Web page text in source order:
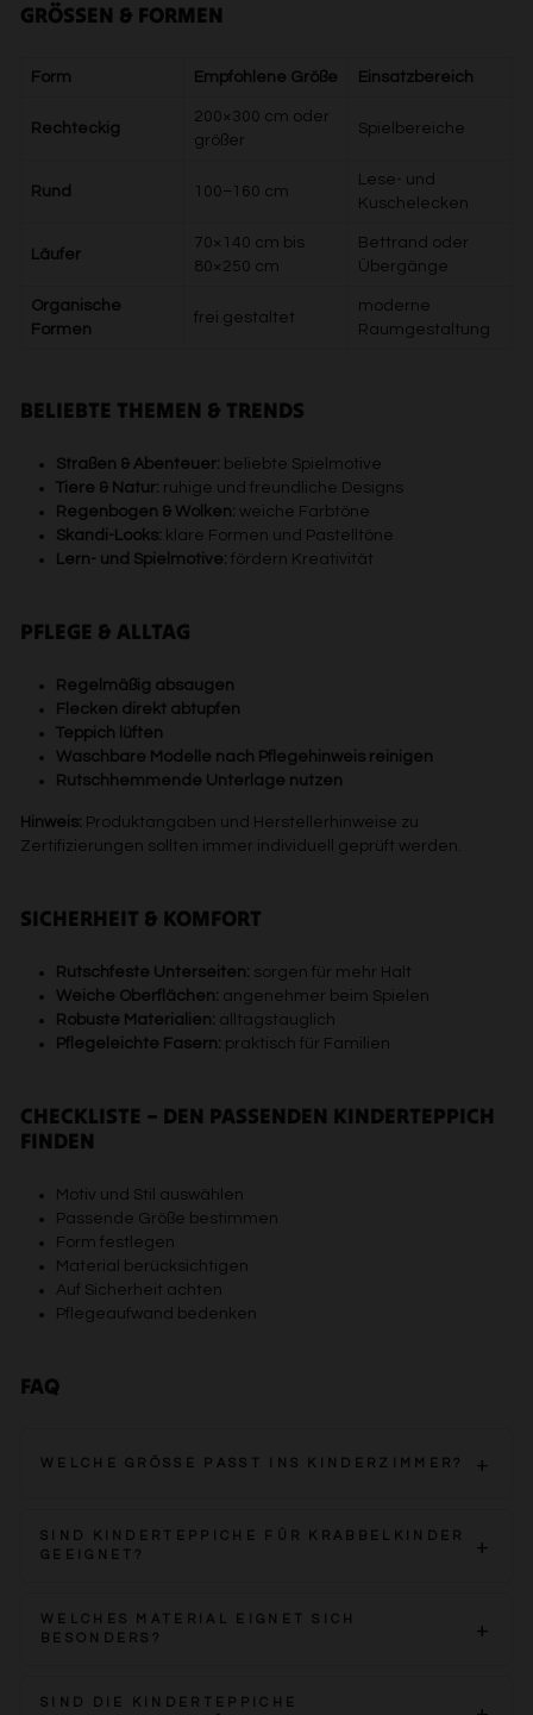
GRÖSSEN & FORMEN
Form Empfohlene Größe Einsatzbereich
Rechteckig
200×300 cm oder
größer
Spielbereiche
Rund 100–160 cm
Lese- und
Kuschelecken
Läufer
70×140 cm bis
80×250 cm
Bettrand oder
Übergänge
Organische
Formen
frei gestaltet
moderne
Raumgestaltung
BELIEBTE THEMEN & TRENDS
Straßen & Abenteuer: beliebte Spielmotive
Tiere & Natur: ruhige und freundliche Designs
Regenbogen & Wolken: weiche Farbtöne
Skandi-Looks: klare Formen und Pastelltöne
Lern- und Spielmotive: fördern Kreativität
PFLEGE & ALLTAG
Regelmäßig absaugen
Flecken direkt abtupfen
Teppich lüften
Waschbare Modelle nach Pflegehinweis reinigen
Rutschhemmende Unterlage nutzen
Hinweis: Produktangaben und Herstellerhinweise zu
Zertifizierungen sollten immer individuell geprüft werden.
SICHERHEIT & KOMFORT
Rutschfeste Unterseiten: sorgen für mehr Halt
Weiche Oberflächen: angenehmer beim Spielen
Robuste Materialien: alltagstauglich
Pflegeleichte Fasern: praktisch für Familien
CHECKLISTE – DEN PASSENDEN KINDERTEPPICH
FINDEN
Motiv und Stil auswählen
Passende Größe bestimmen
Form festlegen
Material berücksichtigen
Auf Sicherheit achten
Pflegeaufwand bedenken
FAQ
WELCHE GRÖSSE PASST INS KINDERZIMMER?
Die Größe sollte sich an Spielbereich, Möbeln und freien
Laufwegen orientieren.
SIND KINDERTEPPICHE FÜR KRABBELKINDER
GEEIGNET?
angenehmen Komfort zum Spielen und Krabbeln.
WELCHES MATERIAL EIGNET SICH
BESONDERS?
SIND DIE KINDERTEPPICHE